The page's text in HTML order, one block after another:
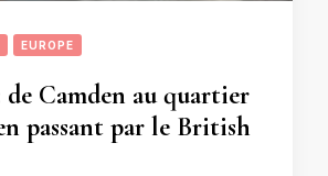
EUROPE
de Camden au quartier
passant par le British